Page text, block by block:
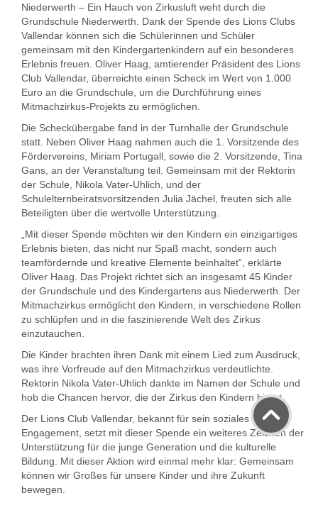
Niederwerth – Ein Hauch von Zirkusluft weht durch die
Grundschule Niederwerth. Dank der Spende des Lions Clubs
Vallendar können sich die Schülerinnen und Schüler
gemeinsam mit den Kindergartenkindern auf ein besonderes
Erlebnis freuen. Oliver Haag, amtierender Präsident des Lions
Club Vallendar, überreichte einen Scheck im Wert von 1.000
Euro an die Grundschule, um die Durchführung eines
Mitmachzirkus-Projekts zu ermöglichen.
Die Scheckübergabe fand in der Turnhalle der Grundschule
statt. Neben Oliver Haag nahmen auch die 1. Vorsitzende des
Fördervereins, Miriam Portugall, sowie die 2. Vorsitzende, Tina
Gans, an der Veranstaltung teil. Gemeinsam mit der Rektorin
der Schule, Nikola Vater-Uhlich, und der
Schulelternbeiratsvorsitzenden Julia Jächel, freuten sich alle
Beteiligten über die wertvolle Unterstützung.
„Mit dieser Spende möchten wir den Kindern ein einzigartiges
Erlebnis bieten, das nicht nur Spaß macht, sondern auch
teamfördernde und kreative Elemente beinhaltet“, erklärte
Oliver Haag. Das Projekt richtet sich an insgesamt 45 Kinder
der Grundschule und des Kindergartens aus Niederwerth. Der
Mitmachzirkus ermöglicht den Kindern, in verschiedene Rollen
zu schlüpfen und in die faszinierende Welt des Zirkus
einzutauchen.
Die Kinder brachten ihren Dank mit einem Lied zum Ausdruck,
was ihre Vorfreude auf den Mitmachzirkus verdeutlichte.
Rektorin Nikola Vater-Uhlich dankte im Namen der Schule und
hob die Chancen hervor, die der Zirkus den Kindern bietet.
Der Lions Club Vallendar, bekannt für sein soziales
Engagement, setzt mit dieser Spende ein weiteres Zeichen der
Unterstützung für die junge Generation und die kulturelle
Bildung. Mit dieser Aktion wird einmal mehr klar: Gemeinsam
können wir Großes für unsere Kinder und ihre Zukunft
bewegen.